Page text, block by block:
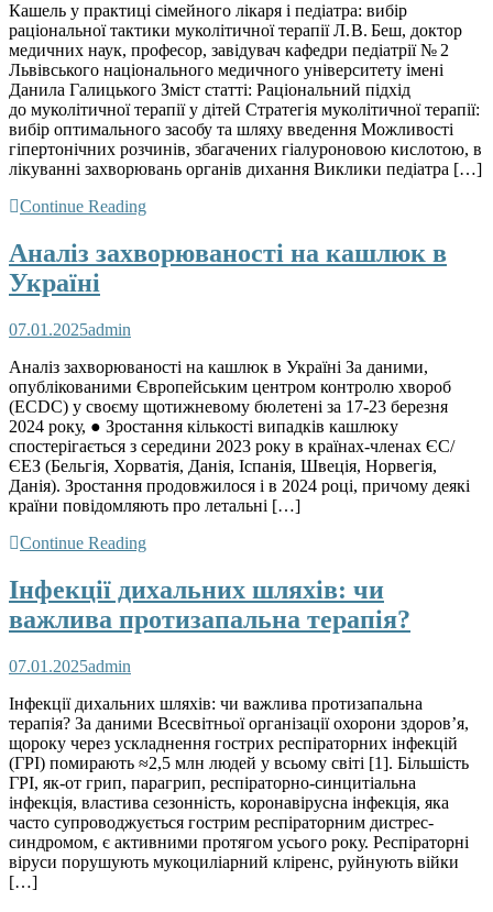
Кашель у практиці сімейного лікаря і педіатра: вибір
раціональної тактики муколітичної терапії Л. В. Беш, доктор
медичних наук, професор, завідувач кафедри педіатрії № 2
Львівського національного медичного університету імені
Данила Галицького Зміст статті: Раціональний підхід
до муколітичної терапії у дітей Стратегія муколітичної терапії:
вибір оптимального засобу та шляху введення Можливості
гіпертонічних розчинів, збагачених гіалуроновою кислотою, в
лікуванні захворювань органів дихання Виклики педіатра […]
Continue Reading
Аналіз захворюваності на кашлюк в
Україні
07.01.2025admin
Аналіз захворюваності на кашлюк в Україні За даними,
опублікованими Європейським центром контролю хвороб
(ECDC) у своєму щотижневому бюлетені за 17-23 березня
2024 року, ● Зростання кількості випадків кашлюку
спостерігається з середини 2023 року в країнах-членах ЄС/
ЄЕЗ (Бельгія, Хорватія, Данія, Іспанія, Швеція, Норвегія,
Данія). Зростання продовжилося і в 2024 році, причому деякі
країни повідомляють про летальні […]
Continue Reading
Інфекції дихальних шляхів: чи
важлива протизапальна терапія?
07.01.2025admin
Інфекції дихальних шляхів: чи важлива протизапальна
терапія? За даними Всесвітньої організації охорони здоров’я,
щороку через ускладнення гострих респіраторних інфекцій
(ГРІ) помирають ≈2,5 млн людей у всьому світі [1]. Більшість
ГРІ, як-от грип, парагрип, респіраторно-синцитіальна
інфекція, властива сезонність, коронавірусна інфекція, яка
часто супроводжується гострим респіраторним дистрес-
синдромом, є активними протягом усього року. Респіраторні
віруси порушують мукоциліарний кліренс, руйнують війки
[…]